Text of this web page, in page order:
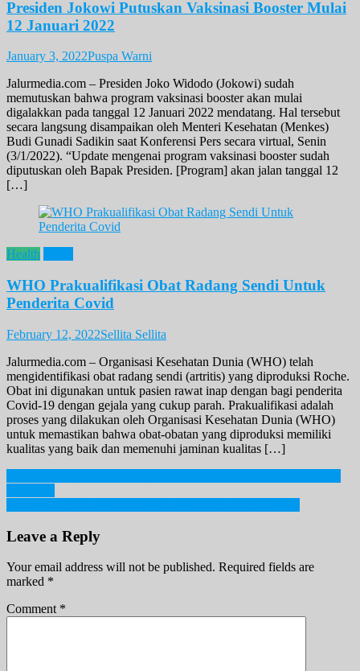
Presiden Jokowi Putuskan Vaksinasi Booster Mulai
12 Januari 2022
January 3, 2022Puspa Warni
Jalurmedia.com – Presiden Joko Widodo (Jokowi) sudah
memutuskan bahwa program vaksinasi booster akan mulai
digalakkan pada tanggal 12 Januari 2022 mendatang. Hal tersebut
secara langsung disampaikan oleh Menteri Kesehatan (Menkes)
Budi Gunadi Sadikin saat Konferensi Pers secara virtual, Senin
(3/1/2022). “Update mengenai program vaksinasi booster sudah
diputuskan oleh Bapak Presiden. [Program] akan jalan tanggal 12
[…]
Health
WHO Prakualifikasi Obat Radang Sendi Untuk
Penderita Covid
February 12, 2022Sellita Sellita
Jalurmedia.com – Organisasi Kesehatan Dunia (WHO) telah
mengidentifikasi obat radang sendi (artritis) yang diproduksi Roche.
Obat ini digunakan untuk pasien rawat inap dengan bagi penderita
Covid-19 dengan gejala yang cukup parah. Prakualifikasi adalah
proses yang dilakukan oleh Organisasi Kesehatan Dunia (WHO)
untuk memastikan bahwa obat-obatan yang diproduksi memiliki
kualitas yang baik dan memenuhi jaminan kualitas […]
Post
navigation
Leave a Reply
Your email address will not be published. Required fields are
marked *
Comment *